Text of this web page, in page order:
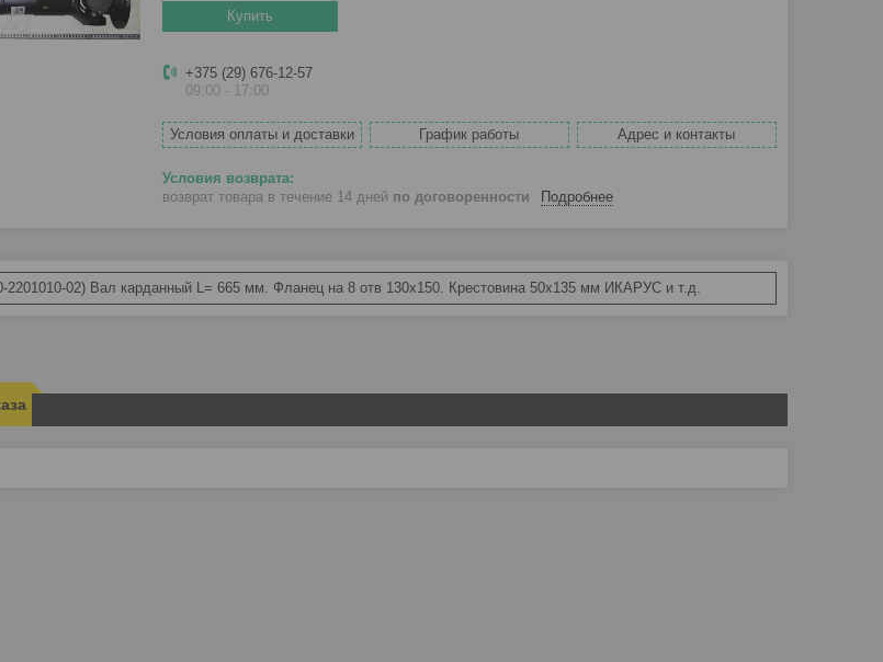
Купить
+375 (29) 676-12-57
09:00 - 17:00
Условия оплаты и доставки График работы Адрес и контакты
возврат товара в течение 14 дней по договоренности Подробнее
2201010-02) Вал карданный L= 665 мм. Фланец на 8 отв 130х150. Крестовина 50х135 мм ИКАРУС и т.д.